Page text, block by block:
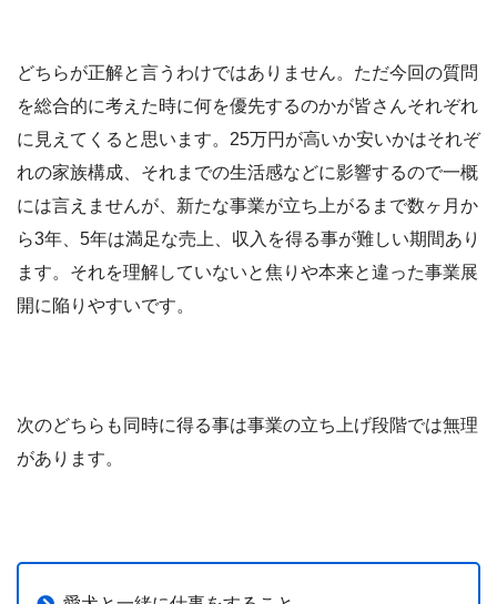
どちらが正解と言うわけではありません。ただ今回の質問
を総合的に考えた時に何を優先するのかが皆さんそれぞれ
に見えてくると思います。25万円が高いか安いかはそれぞ
れの家族構成、それまでの生活感などに影響するので一概
には言えませんが、新たな事業が立ち上がるまで数ヶ月か
ら3年、5年は満足な売上、収入を得る事が難しい期間あり
ます。それを理解していないと焦りや本来と違った事業展
開に陥りやすいです。
次のどちらも同時に得る事は事業の立ち上げ段階では無理
があります。